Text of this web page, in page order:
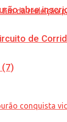
abre
de